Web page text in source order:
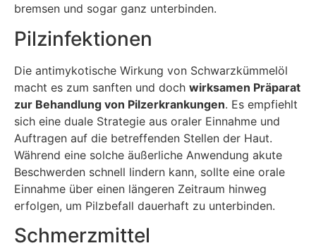
bremsen und sogar ganz unterbinden.
Pilzinfektionen
Die antimykotische Wirkung von Schwarzkümmelöl
macht es zum sanften und doch wirksamen Präparat
zur Behandlung von Pilzerkrankungen. Es empfiehlt
sich eine duale Strategie aus oraler Einnahme und
Auftragen auf die betreffenden Stellen der Haut.
Während eine solche äußerliche Anwendung akute
Beschwerden schnell lindern kann, sollte eine orale
Einnahme über einen längeren Zeitraum hinweg
erfolgen, um Pilzbefall dauerhaft zu unterbinden.
Schmerzmittel